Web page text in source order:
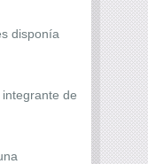
disponía
de